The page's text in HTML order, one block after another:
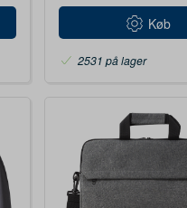
Køb
2531 på lager